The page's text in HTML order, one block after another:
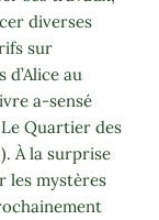
diverses
sur
au
a-sensé
Le Quartier des
À la surprise
les mystères